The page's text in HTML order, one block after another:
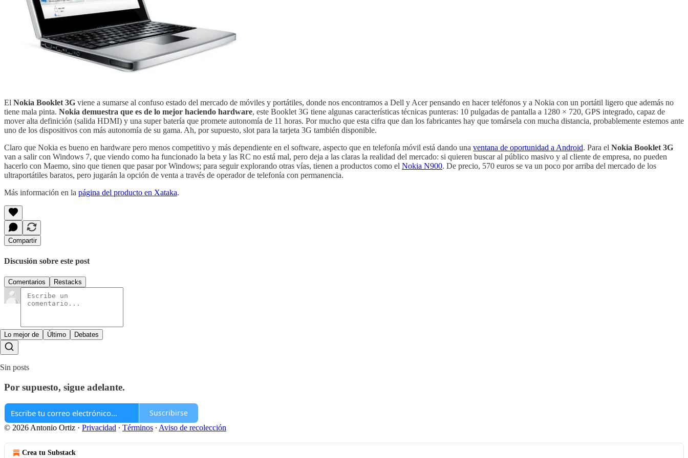
El Nokia Booklet 3G viene a sumarse al confuso estado del mercado de móviles y portátiles, donde nos encontramos a Dell y Acer pensando en hacer teléfonos y a Nokia con un portátil ligero que además no
tiene mala pinta. Nokia demuestra que es de lo mejor haciendo hardware, este Booklet 3G tiene algunas características técnicas punteras: 10 pulgadas de pantalla a 1280 × 720, GPS integrado, capaz de
mover alta definición (salida HDMI) y una super batería que promete autonomía de 11 horas. Por mucho que esta cifra que dan los fabricantes hay que tomársela con mucha distancia, probablemente estemos ante
uno de los dispositivos con más autonomía de su gama. Ah, por supuesto, slot para la tarjeta 3G también disponible.
Claro que Nokia es bueno en hardware pero menos competitivo y más dependiente en el software, aspecto que en telefonía móvil está dando una ventana de oportunidad a Android. Para el Nokia Booklet 3G
van a salir con Windows 7, que viendo como ha funcionado la beta y las RC no está mal, pero deja a las claras la realidad del mercado: si quieren buscar al público masivo y al cliente de empresa, no pueden
hacerlo con Maemo, sino que tienen que pasar por Windows; para seguir explorando otras vías, tienen a productos como el Nokia N900. De precio, 570 euros se va un poco por arriba del mercado de los
ultraportátiles baratos, pero jugarán la opción de venta a través de operador de telefonía con permanencia.
Más información en la página del producto en Xataka.
Compartir
Discusión sobre este post
Comentarios Restacks
Lo mejor de Último Debates
Sin posts
Por supuesto, sigue adelante.
Suscribirse
© 2026 Antonio Ortiz · Privacidad ∙ Términos ∙ Aviso de recolección
Crea tu Substack